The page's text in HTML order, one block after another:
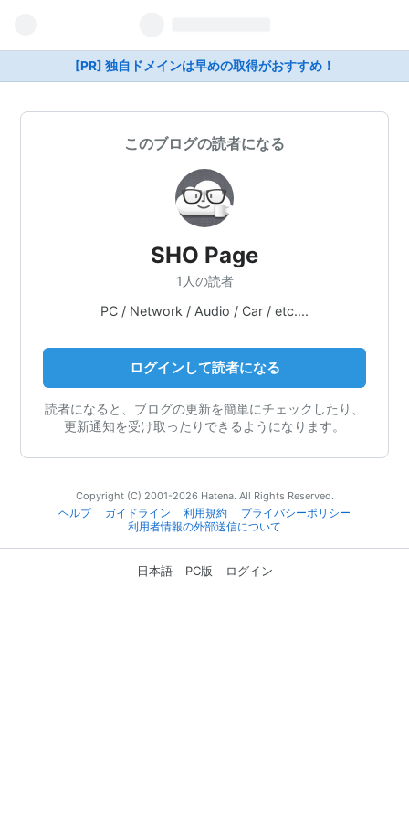
[PR] 独自ドメインは早めの取得がおすすめ！
このブログの読者になる
SHO Page
1人の読者
PC / Network / Audio / Car / etc....
ログインして読者になる
読者になると、ブログの更新を簡単にチェックしたり、
更新通知を受け取ったりできるようになります。
Copyright (C) 2001-2026 Hatena. All Rights Reserved.
ヘルプ
ガイドライン 利用規約
プライバシーポリシー
利用者情報の外部送信について
日本語 PC版 ログイン